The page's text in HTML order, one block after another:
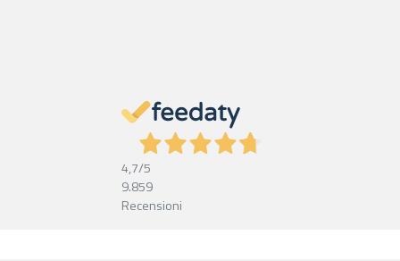
4,7/5
9.859
Recensioni